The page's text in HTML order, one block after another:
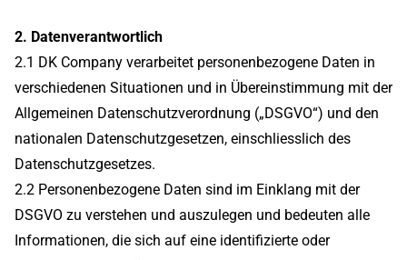
2. Datenverantwortlich
2.1 DK Company verarbeitet personenbezogene Daten in
verschiedenen Situationen und in Übereinstimmung mit der
Allgemeinen Datenschutzverordnung („DSGVO“) und den
nationalen Datenschutzgesetzen, einschliesslich des
Datenschutzgesetzes.
2.2 Personenbezogene Daten sind im Einklang mit der
DSGVO zu verstehen und auszulegen und bedeuten alle
Informationen, die sich auf eine identifizierte oder